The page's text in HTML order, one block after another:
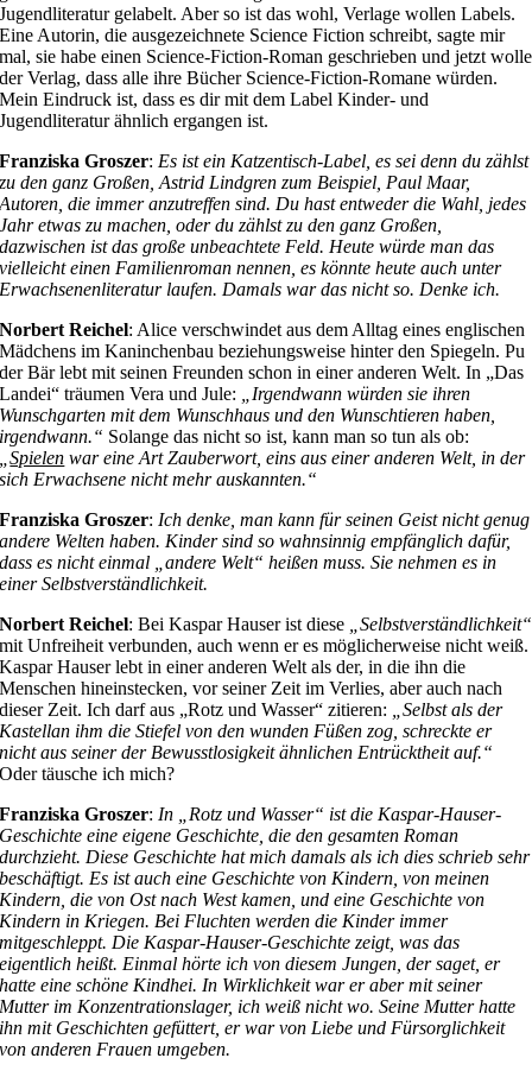
Jugendliteratur gelabelt. Aber so ist das wohl, Verlage wollen Labels.
Eine Autorin, die ausgezeichnete Science Fiction schreibt, sagte mir
mal, sie habe einen Science-Fiction-Roman geschrieben und jetzt wolle
der Verlag, dass alle ihre Bücher Science-Fiction-Romane würden.
Mein Eindruck ist, dass es dir mit dem Label Kinder- und
Jugendliteratur ähnlich ergangen ist.
Franziska Groszer: Es ist ein Katzentisch-Label, es sei denn du zählst
zu den ganz Großen, Astrid Lindgren zum Beispiel, Paul Maar,
Autoren, die immer anzutreffen sind. Du hast entweder die Wahl, jedes
Jahr etwas zu machen, oder du zählst zu den ganz Großen,
dazwischen ist das große unbeachtete Feld. Heute würde man das
vielleicht einen Familienroman nennen, es könnte heute auch unter
Erwachsenenliteratur laufen. Damals war das nicht so. Denke ich.
Norbert Reichel: Alice verschwindet aus dem Alltag eines englischen
Mädchens im Kaninchenbau beziehungsweise hinter den Spiegeln. Pu
der Bär lebt mit seinen Freunden schon in einer anderen Welt. In „Das
Landei“ träumen Vera und Jule:
„Irgendwann würden sie ihren
Wunschgarten mit dem Wunschhaus und den Wunschtieren haben,
irgendwann.“ Solange das nicht so ist, kann man so tun als ob:
„Spielen war eine Art Zauberwort, eins aus einer anderen Welt, in der
sich Erwachsene nicht mehr auskannten.“
Franziska Groszer: Ich denke, man kann für seinen Geist nicht genug
andere Welten haben. Kinder sind so wahnsinnig empfänglich dafür,
dass es nicht einmal „andere Welt“ heißen muss. Sie nehmen es in
einer Selbstverständlichkeit.
Norbert Reichel: Bei Kaspar Hauser ist diese
„Selbstverständlichkeit“
mit Unfreiheit verbunden, auch wenn er es möglicherweise nicht weiß.
Kaspar Hauser lebt in einer anderen Welt als der, in die ihn die
Menschen hineinstecken, vor seiner Zeit im Verlies, aber auch nach
dieser Zeit. Ich darf aus „Rotz und Wasser“ zitieren:
„Selbst als der
Kastellan ihm die Stiefel von den wunden Füßen zog, schreckte er
nicht aus seiner der Bewusstlosigkeit ähnlichen Entrücktheit auf.“
Oder täusche ich mich?
Franziska Groszer: In „Rotz und Wasser“ ist die Kaspar-Hauser-
Geschichte eine eigene Geschichte, die den gesamten Roman
durchzieht. Diese Geschichte hat mich damals als ich dies schrieb sehr
beschäftigt. Es ist auch eine Geschichte von Kindern, von meinen
Kindern, die von Ost nach West kamen, und eine Geschichte von
Kindern in Kriegen. Bei Fluchten werden die Kinder immer
mitgeschleppt. Die Kaspar-Hauser-Geschichte zeigt, was das
eigentlich heißt. Einmal hörte ich von diesem Jungen, der saget, er
hatte eine schöne Kindhei. In Wirklichkeit war er aber mit seiner
Mutter im Konzentrationslager, ich weiß nicht wo. Seine Mutter hatte
ihn mit Geschichten gefüttert, er war von Liebe und Fürsorglichkeit
von anderen Frauen umgeben.